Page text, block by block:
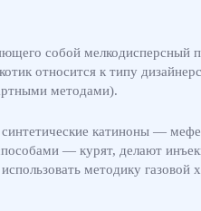
собой мелкодисперсный
относится к типу
методами).
катиноны —
— курят, делают
методику газовой